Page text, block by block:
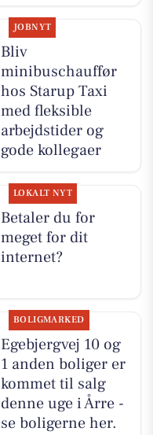
JOBNYT
Bliv
minibuschauffør
hos Starup Taxi
med fleksible
arbejdstider og
gode kollegaer
LOKALT NYT
Betaler du for
meget for dit
internet?
BOLIGMARKED
Egebjergvej 10 og
1 anden boliger er
kommet til salg
denne uge i Årre -
se boligerne her.